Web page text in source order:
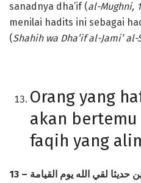
sanadnya dha’if (al-Mughni,
menilai hadits ini sebagai
(Shahih wa Dha’if al-Jami’ al-
Orang yang
akan bertemu
faqih yang
13 – لقي الله يوم القيامة